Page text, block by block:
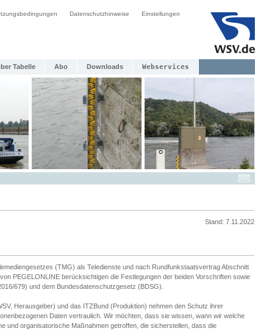
Datenschutzhinweise Einstellungen
Tabelle Abo Downloads Webservices
Stand: 7.11.2022
(TMG) als Teledienste und nach Rundfunkstaatsvertrag Abschnitt
PEGELONLINE berücksichtigen die Festlegungen der beiden Vorschriften sowie
679) und dem Bundesdatenschutzgesetz (BDSG).
Herausgeber) und das ITZBund (Produktion) nehmen den Schutz ihrer
Daten vertraulich. Wir möchten, dass sie wissen, wann wir welche
und organisatorische Maßnahmen getroffen, die sicherstellen, dass die